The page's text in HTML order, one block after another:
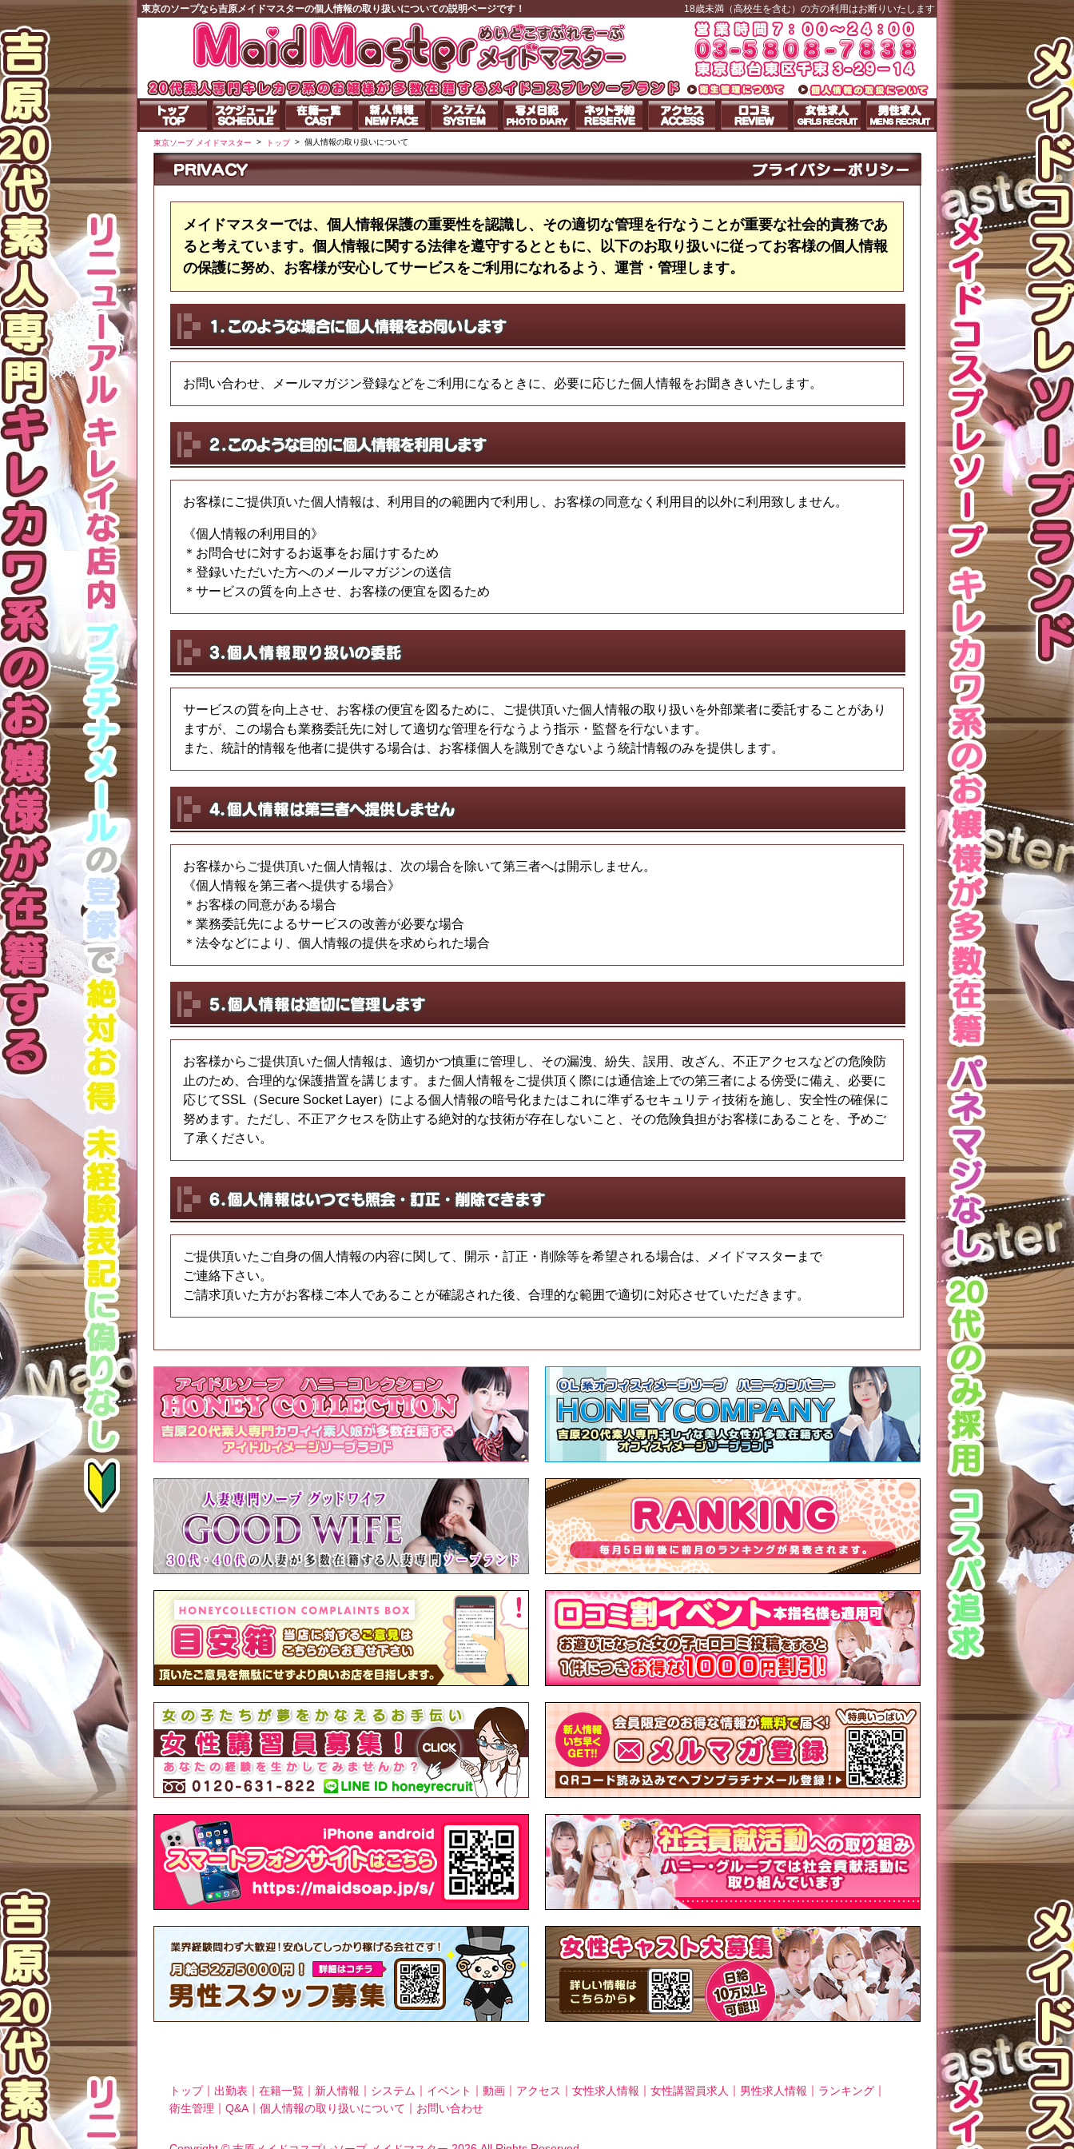
東京のソープなら吉原メイドマスターの個人情報の取り扱いについての説明ページです！ 18歳未満（高校生を含む）の方の利用はお断りいたします
東京ソープ メイドマスター > トップ > 個人情報の取り扱いについて
メイドマスターでは、個人情報保護の重要性を認識し、その適切な管理を行なうことが重要な社会的責務であ
ると考えています。個人情報に関する法律を遵守するとともに、以下のお取り扱いに従ってお客様の個人情報
の保護に努め、お客様が安心してサービスをご利用になれるよう、運営・管理します。
お問い合わせ、メールマガジン登録などをご利用になるときに、必要に応じた個人情報をお聞ききいたします。
お客様にご提供頂いた個人情報は、利用目的の範囲内で利用し、お客様の同意なく利用目的以外に利用致しません。
《個人情報の利用目的》
＊お問合せに対するお返事をお届けするため
＊登録いただいた方へのメールマガジンの送信
＊サービスの質を向上させ、お客様の便宜を図るため
サービスの質を向上させ、お客様の便宜を図るために、ご提供頂いた個人情報の取り扱いを外部業者に委託することがあり
ますが、この場合も業務委託先に対して適切な管理を行なうよう指示・監督を行ないます。
また、統計的情報を他者に提供する場合は、お客様個人を識別できないよう統計情報のみを提供します。
お客様からご提供頂いた個人情報は、次の場合を除いて第三者へは開示しません。
《個人情報を第三者へ提供する場合》
＊お客様の同意がある場合
＊業務委託先によるサービスの改善が必要な場合
＊法令などにより、個人情報の提供を求められた場合
お客様からご提供頂いた個人情報は、適切かつ慎重に管理し、その漏洩、紛失、誤用、改ざん、不正アクセスなどの危険防
止のため、合理的な保護措置を講じます。また個人情報をご提供頂く際には通信途上での第三者による傍受に備え、必要に
応じてSSL（Secure Socket Layer）による個人情報の暗号化またはこれに準ずるセキュリティ技術を施し、安全性の確保に
努めます。ただし、不正アクセスを防止する絶対的な技術が存在しないこと、その危険負担がお客様にあることを、予めご
了承ください。
ご提供頂いたご自身の個人情報の内容に関して、開示・訂正・削除等を希望される場合は、メイドマスターまで
ご連絡下さい。
ご請求頂いた方がお客様ご本人であることが確認された後、合理的な範囲で適切に対応させていただきます。
トップ｜ 出勤表 ｜ 在籍一覧 ｜ 新人情報 ｜ システム ｜ イベント ｜ 動画 ｜ アクセス ｜ 女性求人情報 ｜ 女性講習員求人 ｜ 男性求人情報 ｜ ランキング ｜
衛生管理 ｜ Q&A ｜ 個人情報の取り扱いについて ｜ お問い合わせ